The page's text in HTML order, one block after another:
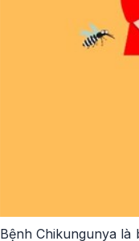
Bệnh Chikungunya